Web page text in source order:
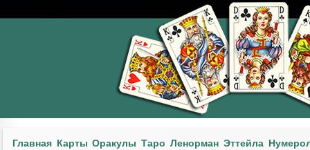
Главная Карты Оракулы Таро Ленорман Эттейла